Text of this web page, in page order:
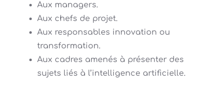
Aux managers.
Aux chefs de projet.
Aux responsables innovation ou
transformation.
Aux cadres amenés à présenter des
sujets liés à l’intelligence artificielle.